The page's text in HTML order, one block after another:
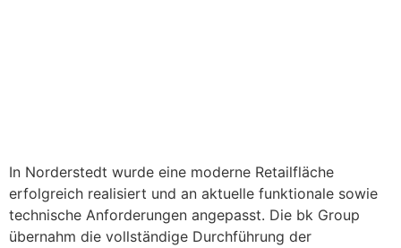
In Norderstedt wurde eine moderne Retailfläche
erfolgreich realisiert und an aktuelle funktionale sowie
technische Anforderungen angepasst. Die bk Group
übernahm die vollständige Durchführung der